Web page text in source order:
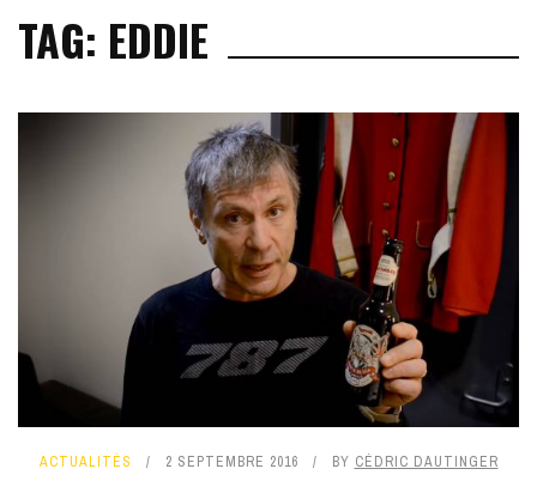
TAG: EDDIE
ACTUALITÉS 2 SEPTEMBRE 2016 BY CÉDRIC DAUTINGER